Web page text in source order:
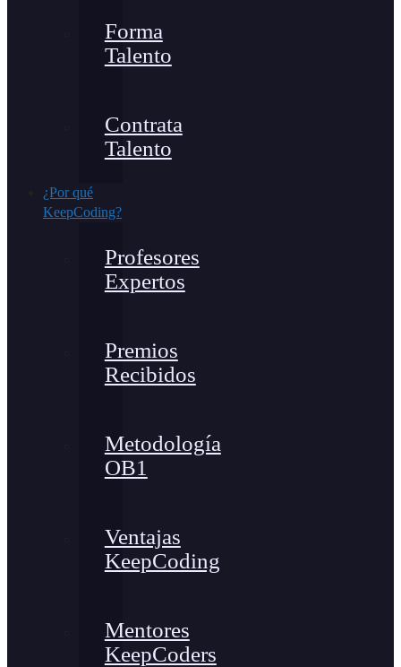
Forma
Talento
Contrata
Talento
¿Por qué
KeepCoding?
Profesores
Expertos
Premios
Recibidos
Metodología
OB1
Ventajas
KeepCoding
Mentores
KeepCoders